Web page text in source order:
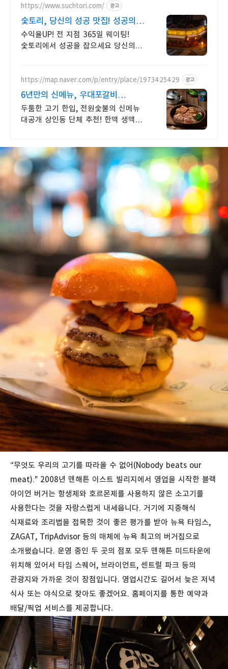
https://www.suchtori.com/ 광고
숯토리, 당신의 성공 맛집! 성공의
지름길 숯토리
수익율UP! 전 지점 365일 웨이팅!
숯토리에서 성공을 잡으세요 당신의
https://map.naver.com/p/entry/place/1973425429 광고
6년만의 신메뉴, 우대포갈비
쾌적하고 깔끔한 고깃집
두툼한 고기 한입, 전원숯불의 신메뉴
대공개 상인동 단체 추천! 한맥 생맥주
“무엇도 우리의 고기를 따라올 수 없어(Nobody beats our
meat).” 2008년 맨해튼 이스트 빌리지에서 영업을 시작한 블랙
아이언 버거는 항생제와 호르몬제를 사용하지 않은 소고기를
사용한다는 것을 자랑스럽게 내세웁니다. 거기에 지중해식
식재료와 조리법을 접목한 것이 좋은 평가를 받아 뉴욕 타임스,
ZAGAT, TripAdvisor 등의 매체에 뉴욕 최고의 버거집으로
소개됐습니다. 운영 중인 두 곳의 점포 모두 맨해튼 미드타운에
위치해 있어서 타임 스퀘어, 브라이언트, 센트럴 파크 등의
관광지와 가까운 것이 장점입니다. 영업시간도 길어서 늦은 저녁
식사 또는 야식으로 찾아도 좋겠어요. 홈페이지를 통한 예약과
배달/픽업 서비스를 제공합니다.